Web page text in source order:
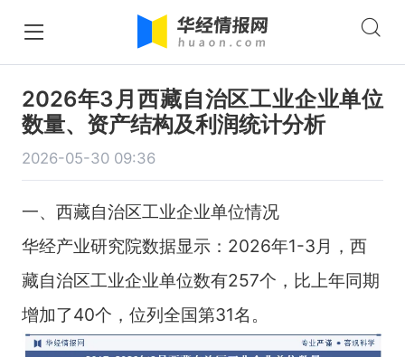
2026年3月西藏自治区工业企业单位
数量、资产结构及利润统计分析
2026-05-30 09:36
一、西藏自治区工业企业单位情况
华经产业研究院数据显示：2026年1-3月，西
藏自治区工业企业单位数有257个，比上年同期
增加了40个，位列全国第31名。